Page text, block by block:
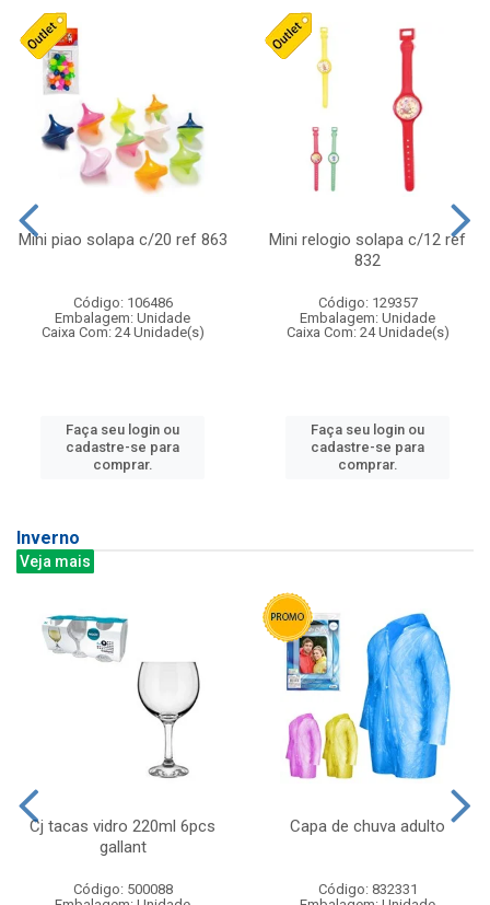
Mini piao solapa c/20 ref 863
Código: 106486
Embalagem: Unidade
Caixa Com: 24 Unidade(s)
Faça seu login ou
cadastre-se para
comprar.
Mini relogio solapa c/12 ref
832
Código: 129357
Embalagem: Unidade
Caixa Com: 24 Unidade(s)
Faça seu login ou
cadastre-se para
comprar.
Inverno
Veja mais
Cj tacas vidro 220ml 6pcs
gallant
Código: 500088
Capa de chuva adulto
Código: 832331